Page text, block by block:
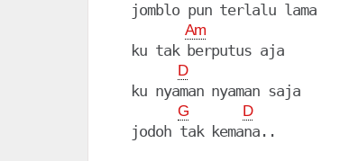
  jomblo pun terlalu lama
Am
  ku tak berputus aja
D
  ku nyaman nyaman saja
G D
  jodoh tak kemana..